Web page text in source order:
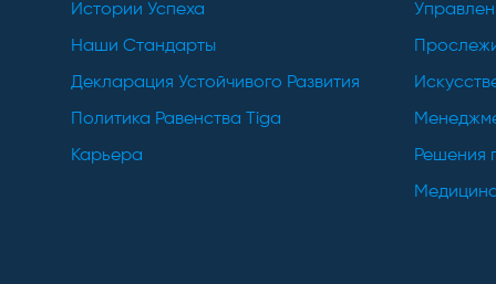
Истории Успеха
Наши Стандарты
Декларация Устойчивого Развития
Политика Равенства Tiga
Карьера Решения